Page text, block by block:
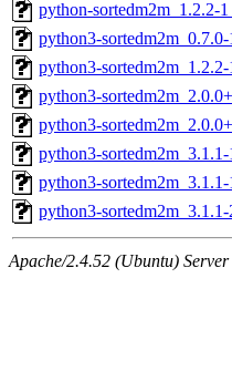
python-sortedm2m_1.2.2-
python3-
python3-
python3-
python3-
python3-
python3-
python3-
Apache/2.4.52 (Ubuntu)